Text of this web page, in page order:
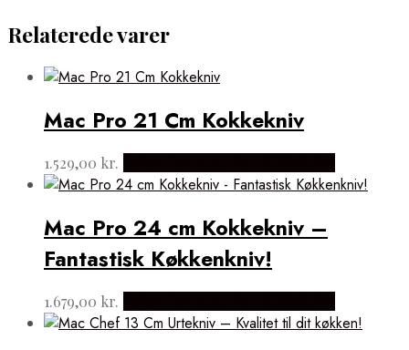
Relaterede varer
Mac Pro 21 Cm Kokkekniv
1.529,00 kr.
Mac Pro 24 cm Kokkekniv –
Fantastisk Køkkenkniv!
1.679,00 kr.